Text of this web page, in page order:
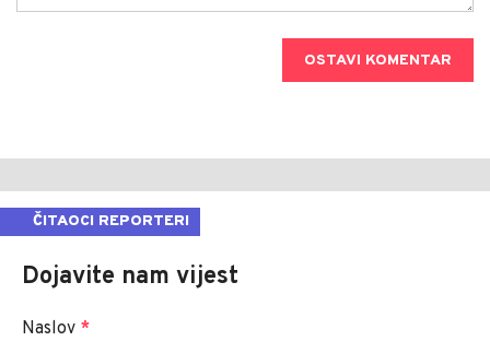
OSTAVI KOMENTAR
ČITAOCI REPORTERI
Dojavite nam vijest
Naslov *